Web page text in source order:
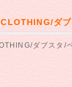
ダ
ダブスタ/